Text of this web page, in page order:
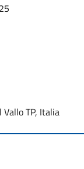
TP, Italia